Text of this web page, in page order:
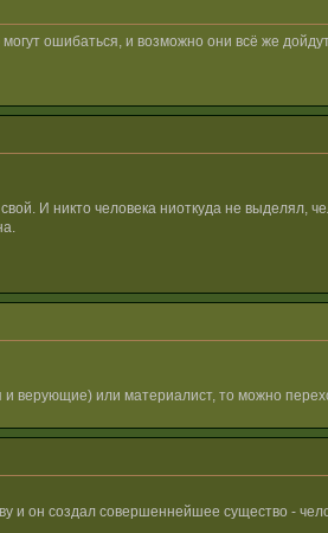
ошибаться, и возможно они всё же
И никто человека ниоткуда не выделял,
верующие) или материалист, то можно
и он создал совершеннейшее существо -